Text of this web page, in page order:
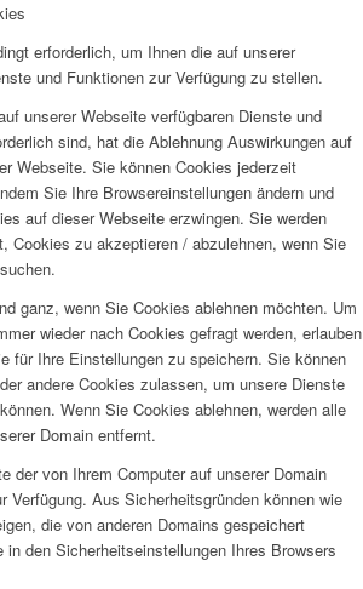
erforderlich, um Ihnen die auf unserer
und Funktionen zur Verfügung zu stellen.
unserer Webseite verfügbaren Dienste und
sind, hat die Ablehnung Auswirkungen auf
Webseite. Sie können Cookies jederzeit
Sie Ihre Browsereinstellungen ändern und
auf dieser Webseite erzwingen. Sie werden
Cookies zu akzeptieren / abzulehnen, wenn Sie
ganz, wenn Sie Cookies ablehnen möchten. Um
wieder nach Cookies gefragt werden, erlauben
für Ihre Einstellungen zu speichern. Sie können
andere Cookies zulassen, um unsere Dienste
Wenn Sie Cookies ablehnen, werden alle
Domain entfernt.
der von Ihrem Computer auf unserer Domain
Verfügung. Aus Sicherheitsgründen können wie
die von anderen Domains gespeichert
in den Sicherheitseinstellungen Ihres Browsers